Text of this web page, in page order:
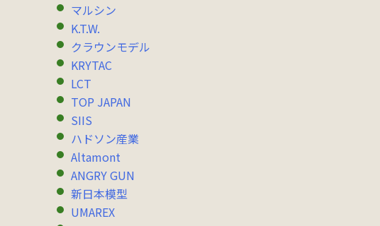
マルシン
K.T.W.
クラウンモデル
KRYTAC
LCT
TOP JAPAN
SIIS
ハドソン産業
Altamont
ANGRY GUN
新日本模型
UMAREX